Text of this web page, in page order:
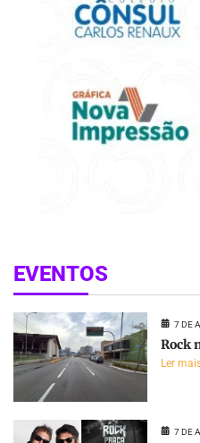
EVENTOS
7 DE
Rock
Ler
7 DE